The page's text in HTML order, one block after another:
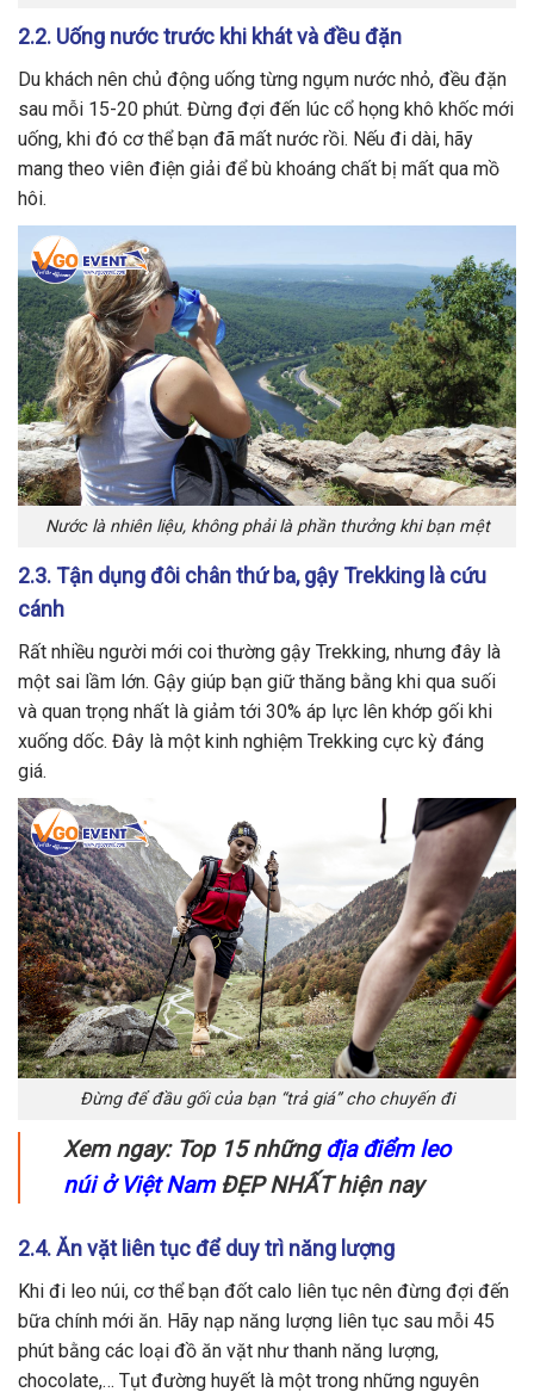
2.2. Uống nước trước khi khát và đều đặn
Du khách nên chủ động uống từng ngụm nước nhỏ, đều đặn
sau mỗi 15-20 phút. Đừng đợi đến lúc cổ họng khô khốc mới
uống, khi đó cơ thể bạn đã mất nước rồi. Nếu đi dài, hãy
mang theo viên điện giải để bù khoáng chất bị mất qua mồ
hôi.
Nước là nhiên liệu, không phải là phần thưởng khi bạn mệt
2.3. Tận dụng đôi chân thứ ba, gậy Trekking là cứu
cánh
Rất nhiều người mới coi thường gậy Trekking, nhưng đây là
một sai lầm lớn. Gậy giúp bạn giữ thăng bằng khi qua suối
và quan trọng nhất là giảm tới 30% áp lực lên khớp gối khi
xuống dốc. Đây là một kinh nghiệm Trekking cực kỳ đáng
giá.
Đừng để đầu gối của bạn “trả giá” cho chuyến đi
Xem ngay: Top 15 những địa điểm leo
núi ở Việt NamĐẸP NHẤT hiện nay
2.4. Ăn vặt liên tục để duy trì năng lượng
Khi đi leo núi, cơ thể bạn đốt calo liên tục nên đừng đợi đến
bữa chính mới ăn. Hãy nạp năng lượng liên tục sau mỗi 45
phút bằng các loại đồ ăn vặt như thanh năng lượng,
chocolate,… Tụt đường huyết là một trong những nguyên